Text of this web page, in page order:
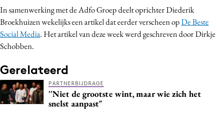
In samenwerking met de Adfo Groep deelt oprichter Diederik
Broekhuizen wekelijks een artikel dat eerder verscheen opDe Beste
Social Media. Het artikel van deze week werd geschreven door Dirkje
Schobben.
Gerelateerd
PARTNERBIJDRAGE
''Niet de grootste wint, maar wie zich het
snelst aanpast"